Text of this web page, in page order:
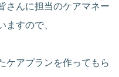
さんに担当のケアマネー
ますので、
ケアプランを作ってもら